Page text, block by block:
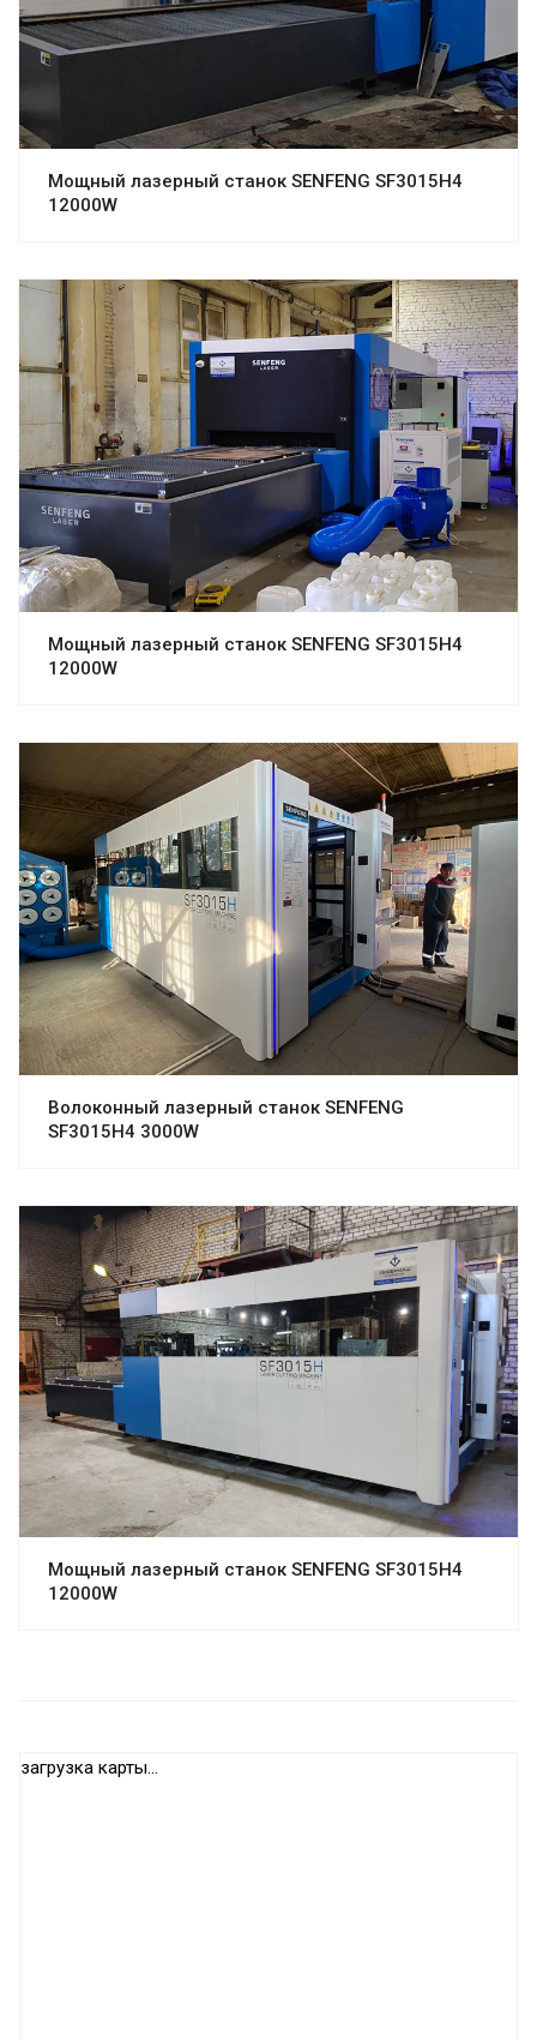
Мощный лазерный станок SENFENG SF3015H4
12000W
Мощный лазерный станок SENFENG SF3015H4
12000W
Волоконный лазерный станок SENFENG
SF3015H4 3000W
Мощный лазерный станок SENFENG SF3015H4
12000W
загрузка карты...